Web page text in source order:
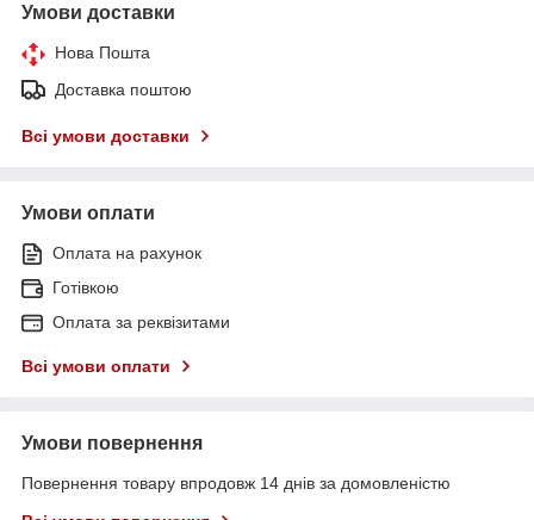
Умови доставки
Нова Пошта
Доставка поштою
Всі умови доставки
Умови оплати
Оплата на рахунок
Готівкою
Оплата за реквізитами
Всі умови оплати
Умови повернення
Повернення товару впродовж 14 днів за домовленістю